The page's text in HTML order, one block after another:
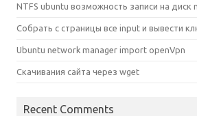
NTFS ubuntu возможность записи на диск
Собрать с страницы все input и вывести
Ubuntu network manager import openVpn
Скачивания сайта через wget
Recent Comments